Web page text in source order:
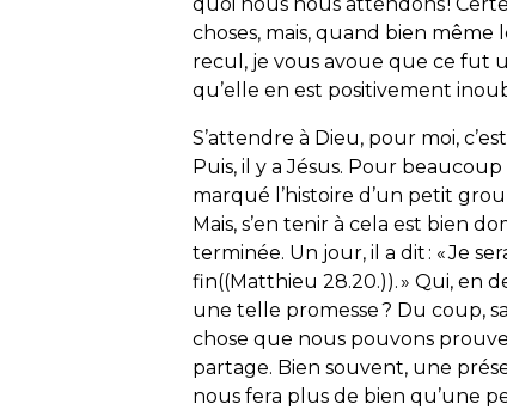
choses, mais, quand bien
recul, je vous avoue que ce fut
qu’elle en est positivement
S’attendre à Dieu, pour moi,
Puis, il y a Jésus. Pour
marqué l’histoire d’un petit
Mais, s’en tenir à cela est bien
terminée. Un jour, il a dit : « Je
fin((Matthieu 28.20.)). » Qui, en
une telle promesse ? Du coup,
chose que nous pouvons
partage. Bien souvent, une
nous fera plus de bien qu’une